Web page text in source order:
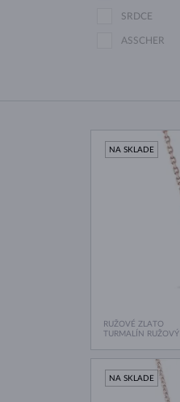
SRDCE
ASSCHER
RUŽOVÉ ZLATO
TURMALÍN RUŽOVÝ
NA SKLADE
NA SKLADE